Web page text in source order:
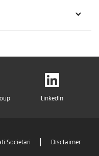
LinkedIn
Societari Disclaimer